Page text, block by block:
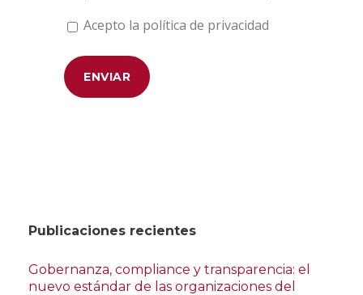
Acepto la política de privacidad
Publicaciones recientes
Gobernanza, compliance y transparencia: el
nuevo estándar de las organizaciones del